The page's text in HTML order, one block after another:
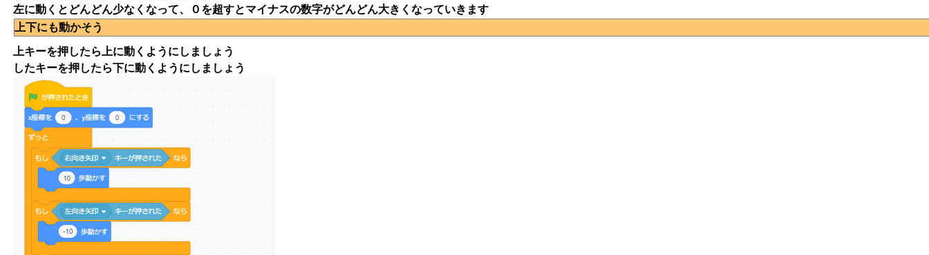
左に動くとどんどん少なくなって、０を超すとマイナスの数字がどんどん大きくなっていきます
上下にも動かそう
上キーを押したら上に動くようにしましょう
したキーを押したら下に動くようにしましょう